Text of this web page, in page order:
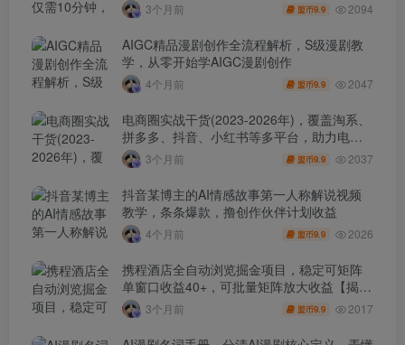
3个月前 盟币9.9 2094
AIGC精品漫剧创作全流程解析，S级漫剧教
学，从零开始学AIGC漫剧创作
4个月前 盟币9.9 2047
电商圈实战干货(2023-2026年)，覆盖淘系、
拼多多、抖音、小红书等多平台，助力电商
人避开坑、提效率、稳盈利(更新4月)
3个月前 盟币9.9 2037
抖音某博主的AI情感故事第一人称解说视频
教学，条条爆款，撸创作伙伴计划收益
4个月前 盟币9.9 2026
携程酒店全自动浏览掘金项目，稳定可矩阵
单窗口收益40+，可批量矩阵放大收益【揭
秘】3个月前 盟币9.9 2017